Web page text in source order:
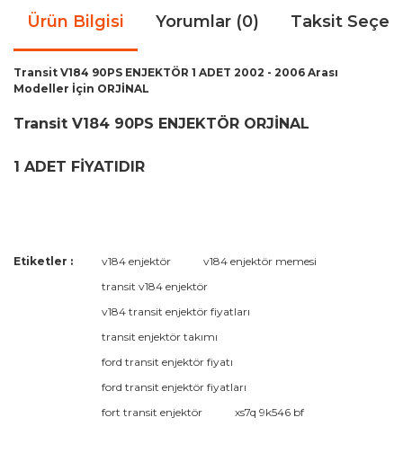
Ürün Bilgisi Yorumlar (0) Taksit
Transit V184 90PS ENJEKTÖR 1 ADET 2002 - 2006 Arası
Modeller İçin ORJİNAL
Transit V184 90PS ENJEKTÖR ORJİNAL
1 ADET FİYATIDIR
Bu ürüne ilk yorumu siz yapın!
Yorum Yaz
Bu ürünün fiyat bilgisi, resim, ürün açıklamalarında ve diğer
kullanarak tarafımıza iletebilirsiniz.
Görüş ve önerileriniz için teşekkür ederiz.
Etiketler : v184 enjektör
v184 enjektör memesi
transit v184 enjektör
v184 transit enjektör fiyatları
transit enjektör takımı
ford transit enjektör fiyatı
ford transit enjektör fiyatları
fort transit enjektör
xs7q 9k546 bf